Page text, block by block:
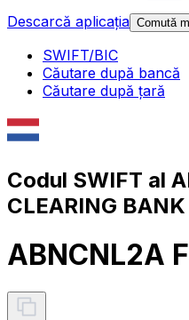
Descarcă aplicația Comută
SWIFT/BIC
Căutare după bancă
Căutare după țară
Codul SWIFT al
CLEARING
ABNCNL2A